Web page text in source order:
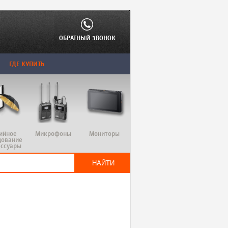
ОБРАТНЫЙ ЗВОНОК
ГДЕ КУПИТЬ
Микрофоны Мониторы